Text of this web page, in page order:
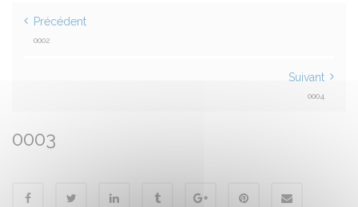
Précédent
0002
Suivant
0004
0003